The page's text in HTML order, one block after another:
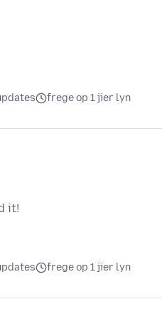
frege op 1 jier lyn
it!
frege op 1 jier lyn